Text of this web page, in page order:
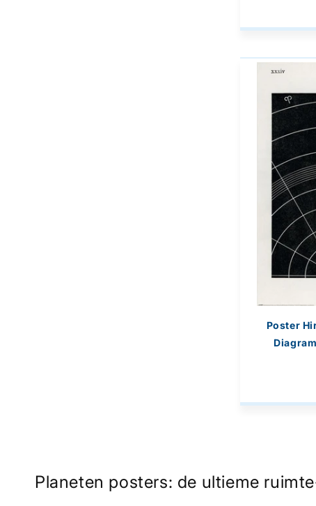
Poster
Planeten posters: de ultieme